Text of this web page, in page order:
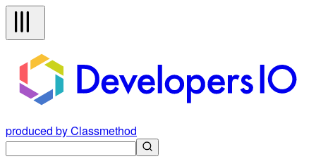
produced by Classmethod